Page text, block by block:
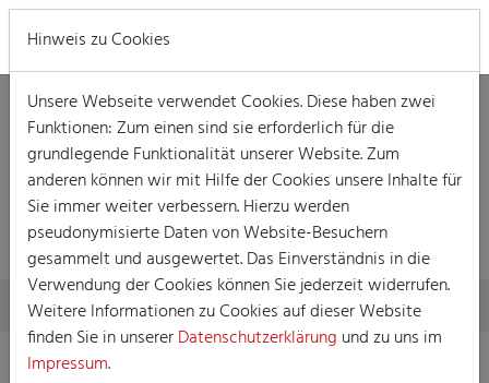
VERANSTALTUNG
Skip to main content
You are here:
Home Session Veranstaltungen Veranstaltung
Hinweis zu Cookies
Unsere Webseite verwendet Cookies. Diese haben zwei
Funktionen: Zum einen sind sie erforderlich für die
grundlegende Funktionalität unserer Website. Zum
anderen können wir mit Hilfe der Cookies unsere Inhalte für
Sie immer weiter verbessern. Hierzu werden
pseudonymisierte Daten von Website-Besuchern
gesammelt und ausgewertet. Das Einverständnis in die
Verwendung der Cookies können Sie jederzeit widerrufen.
Weitere Informationen zu Cookies auf dieser Website
finden Sie in unsererDatenschutzerklärung und zu uns im
Impressum.